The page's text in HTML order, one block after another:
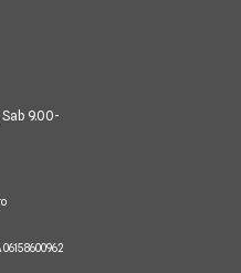
9.00-